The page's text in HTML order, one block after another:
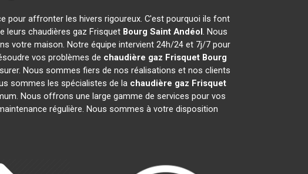
pour affronter les hivers rigoureux. C'est pourquoi ils font
leurs chaudières gaz Frisquet Bourg Saint Andéol. Nous
votre maison. Notre équipe intervient 24h/24 et 7j/7 pour
vos problèmes de chaudière gaz Frisquet Bourg
Nous sommes fiers de nos réalisations et nos clients
sommes les spécialistes de la chaudière gaz Frisquet
Nous offrons une large gamme de services pour vos
régulière. Nous sommes à votre disposition